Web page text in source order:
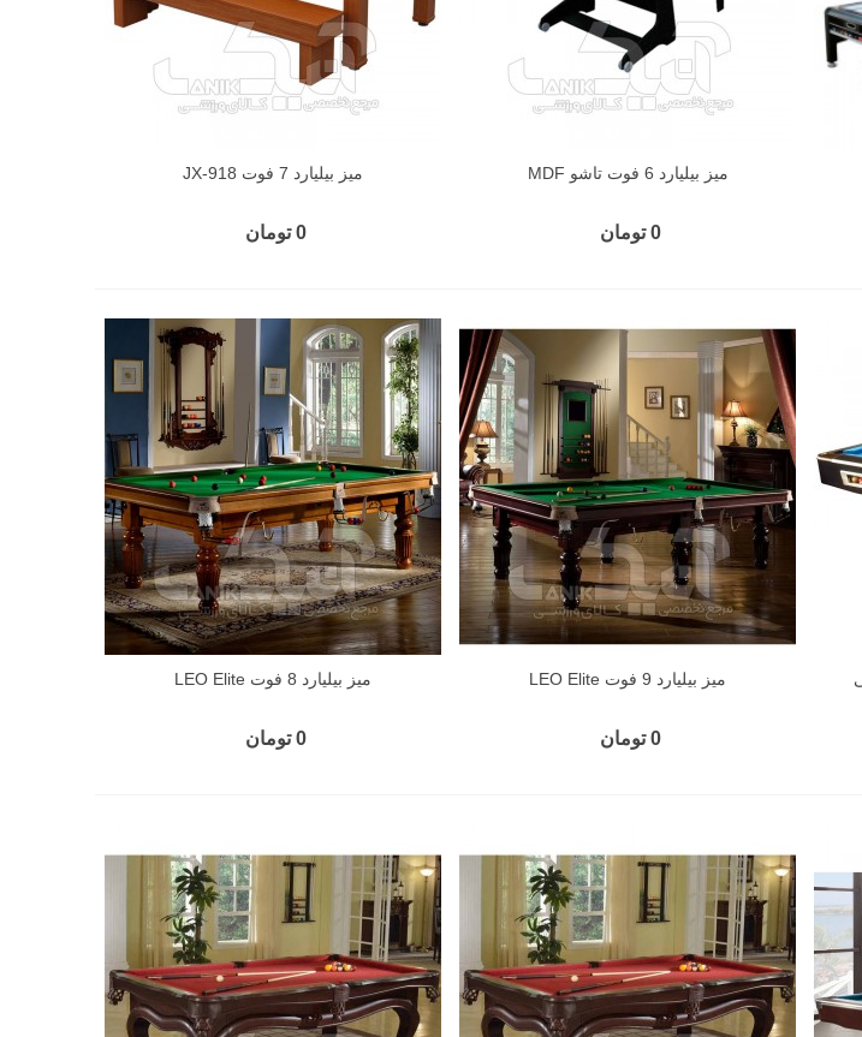
میز بیلیارد 6 فوت تاشو MDF
0 تومان
میز بیلیارد 7 فوت JX-918
0 تومان
میز بیلیارد 9 فوت LEO Elite
0 تومان
میز بیلیارد 8 فوت LEO Elite
0 تومان